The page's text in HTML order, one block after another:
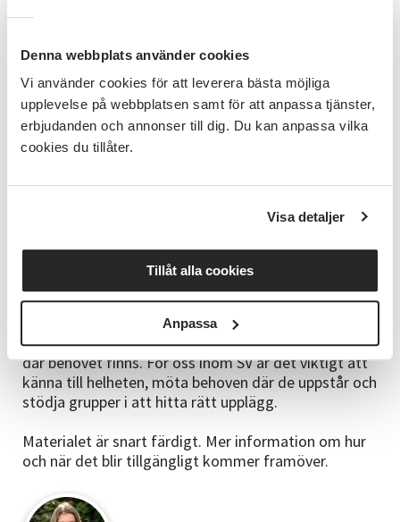
Denna webbplats använder cookies
Vi använder cookies för att leverera bästa möjliga
upplevelse på webbplatsen samt för att anpassa tjänster,
erbjudanden och annonser till dig. Du kan anpassa vilka
cookies du tillåter.
Visa detaljer
Tillåt alla cookies
Anpassa
Praktiska övningar och helhetsperspektiv
Deltagarna fick under dagen prova delar av
materialet och diskutera hur det kan anpassas efter
olika gruppers behov. Responsen visade tydligt att
trygghet, tydlighet och flexibilitet är avgörande för
att beredskapsarbete ska fungera för alla.
Ebba Jacobsson (SV)gav även en överblick över
beredskapsmaterial och hur de kan användas i olika
sammanhang – från grundläggande egenberedskap
till föreningars roll i kris. Hon lyfte hur materialen
målgrupp och behov.
Beredskap för personer med IF
är tänkt som ett flexibelt verktyg som kan användas
där behovet finns. För oss inom SV är det viktigt att
känna till helheten, möta behoven där de uppstår och
stödja grupper i att hitta rätt upplägg.
Materialet är snart färdigt. Mer information om hur
och när det blir tillgängligt kommer framöver.